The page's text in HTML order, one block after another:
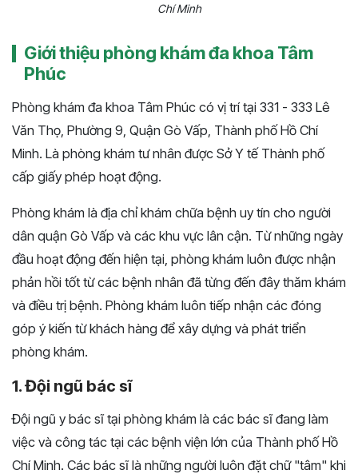
Chí Minh
Giới thiệu phòng khám đa khoa Tâm
Phúc
Phòng khám đa khoa Tâm Phúc có vị trí tại 331 - 333 Lê
Văn Thọ, Phường 9, Quận Gò Vấp, Thành phố Hồ Chí
Minh. Là phòng khám tư nhân được Sở Y tế Thành phố
cấp giấy phép hoạt động.
Phòng khám là địa chỉ khám chữa bệnh uy tín cho người
dân quận Gò Vấp và các khu vực lân cận. Từ những ngày
đầu hoạt động đến hiện tại, phòng khám luôn được nhận
phản hồi tốt từ các bệnh nhân đã từng đến đây thăm khám
và điều trị bệnh. Phòng khám luôn tiếp nhận các đóng
góp ý kiến từ khách hàng để xây dựng và phát triển
phòng khám.
1. Đội ngũ bác sĩ
Đội ngũ y bác sĩ tại phòng khám là các bác sĩ đang làm
việc và công tác tại các bệnh viện lớn của Thành phố Hồ
Chí Minh. Các bác sĩ là những người luôn đặt chữ "tâm" khi